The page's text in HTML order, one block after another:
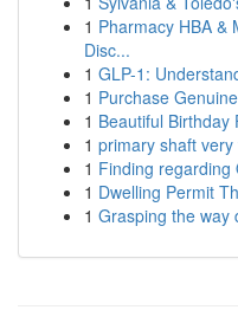
1 Pharmacy HBA &
Disc...
1 GLP-1:
1 Purchase
1 Beautiful Birthday
1 primary shaft
1 Finding regarding
1 Dwelling Permit
1 Grasping the way